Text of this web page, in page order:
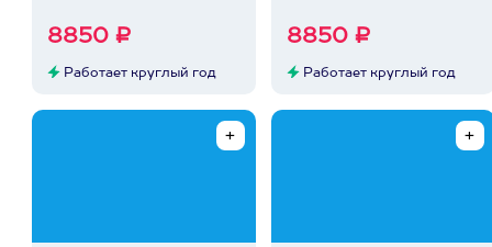
8850 ₽
Работает круглый год
8850 ₽
Работает круглый год